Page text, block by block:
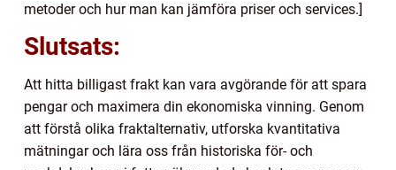
metoder och hur man kan jämföra priser och services.]
Slutsats:
Att hitta billigast frakt kan vara avgörande för att spara
pengar och maximera din ekonomiska vinning. Genom
att förstå olika fraktalternativ, utforska kvantitativa
mätningar och lära oss från historiska för- och